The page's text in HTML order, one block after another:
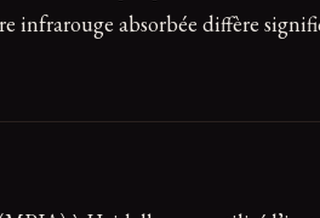
infrarouge absorbée diffère